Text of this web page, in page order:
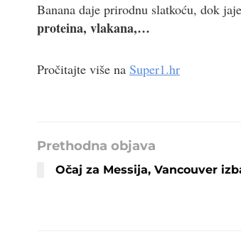
Banana daje prirodnu slatkoću, dok
proteina, vlakana,…
Pročitajte više na Super1.hr
Prethodna objava
Očaj za Messija, Vancouver